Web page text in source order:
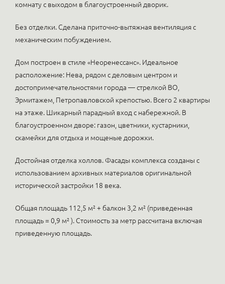
комнату с выходом в благоустроенный дворик.
Без отделки. Сделана приточно-вытяжная вентиляция с
механическим побуждением.
Дом построен в стиле «Неоренессанс». Идеальное
расположение: Нева, рядом с деловым центром и
достопримечательностями города — стрелкой ВО,
Эрмитажем, Петропавловской крепостью. Всего 2 квартиры
на этаже. Шикарный парадный вход с набережной. В
благоустроенном дворе: газон, цветники, кустарники,
скамейки для отдыха и мощеные дорожки.
Достойная отделка холлов. Фасады комплекса созданы с
использованием архивных материалов оригинальной
исторической застройки 18 века.
Общая площадь 112,5 м² + балкон 3,2 м² (приведенная
площадь = 0,9 м² ). Стоимость за метр рассчитана включая
приведенную площадь.